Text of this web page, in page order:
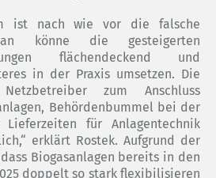
ist nach wie vor die falsche
könne die gesteigerten
flächendeckend und
in der Praxis umsetzen. Die
zum Anschluss
Behördenbummel bei der
Lieferzeiten für Anlagentechnik
erklärt Rostek. Aufgrund der
Biogasanlagen bereits in den
doppelt so stark flexibilisieren